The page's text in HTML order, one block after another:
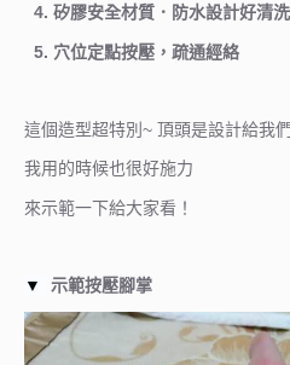
4. 矽膠安全材質．防水設計好清洗
5. 穴位定點按壓，疏通經絡
這個造型超特別~ 頂頭是設計給我
我用的時候也很好施力
來示範一下給大家看！
▼ 示範按壓腳掌